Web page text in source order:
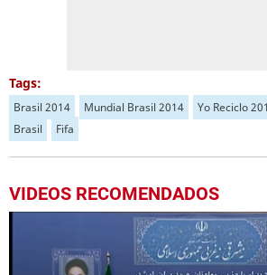
Tags:
Brasil 2014 Mundial Brasil 2014 Yo Reciclo
Brasil
Fifa
VIDEOS RECOMENDADOS